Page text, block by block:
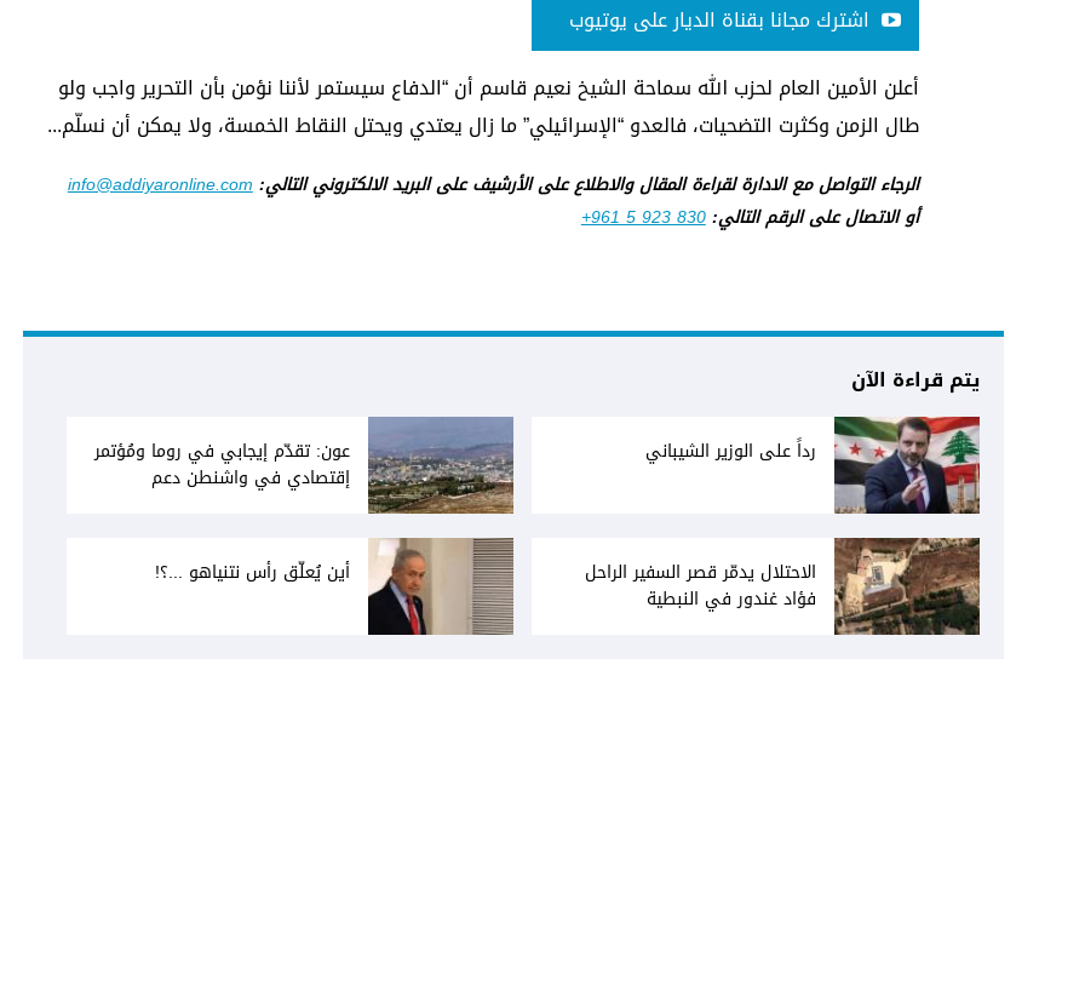
اشترك مجانا بقناة الديار على يوتيوب
أعلن الأمين العام لحزب الله سماحة الشيخ نعيم قاسم أن “الدفاع سيستمر لأننا نؤمن بأن التحرير واجب ولو
طال الزمن وكثرت التضحيات، فالعدو “الإسرائيلي” ما زال يعتدي ويحتل النقاط الخمسة، ولا يمكن أن نسلّم...
الرجاء التواصل مع الادارة لقراءة المقال والاطلاع على الأرشيف على البريد الالكتروني التالي:info@addiyaronline.com
أو الاتصال على الرقم التالي:+961 5 923 830
يتم قراءة الآن
رداً على الوزير الشيباني
عون: تقدّم إيجابي في روما ومُؤتمر
إقتصادي في واشنطن دعم
الاحتلال يدمّر قصر السفير الراحل
فؤاد غندور في النبطية
أين يُعلّق رأس نتنياهو ...؟!